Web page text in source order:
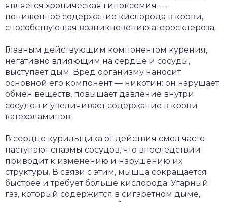
является хроническая гипоксемия —
пониженное содержание кислорода в крови,
способствующая возникновению атеросклероза.
Главным действующим компонентом курения,
негативно влияющим на сердце и сосуды,
выступает дым. Вред организму наносит
основной его компонент — никотин: он нарушает
обмен веществ, повышает давление внутри
сосудов и увеличивает содержание в крови
катехоламинов.
В сердце курильщика от действия смол часто
наступают спазмы сосудов, что впоследствии
приводит к изменению и нарушению их
структуры. В связи с этим, мышца сокращается
быстрее и требует больше кислорода. Угарный
газ, который содержится в сигаретном дыме,